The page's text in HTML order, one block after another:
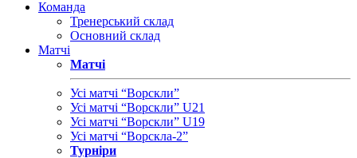
Команда
Тренерський склад
Основний склад
Матчі
Матчі
Усі матчі “Ворскли”
Усі матчі “Ворскли” U21
Усі матчі “Ворскли” U19
Усі матчі “Ворскла-2”
Турніри